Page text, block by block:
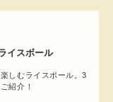
イスボール
しむライスボール。3
紹介！